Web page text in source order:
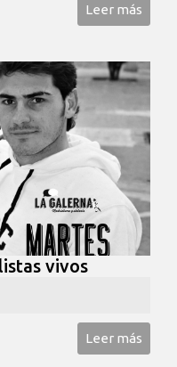
Leer más
vivos
Leer más